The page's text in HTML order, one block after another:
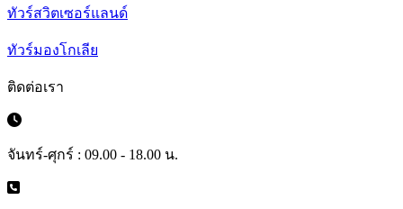
ทัวร์สวิตเซอร์แลนด์
ทัวร์มองโกเลีย
ติดต่อเรา
จันทร์-ศุกร์ : 09.00 - 18.00 น.